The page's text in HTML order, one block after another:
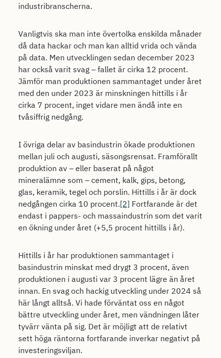
industribranscherna.
Vanligtvis ska man inte övertolka enskilda månader
då data hackar och man kan alltid vrida och vända
på data. Men utvecklingen sedan december 2023
har också varit svag – fallet är cirka 12 procent.
Jämför man produktionen sammantaget under året
med den under 2023 är minskningen hittills i år
cirka 7 procent, inget vidare men ändå inte en
tvåsiffrig nedgång.
I övriga delar av basindustrin ökade produktionen
mellan juli och augusti, säsongsrensat. Framförallt
produktion av – eller baserat på något
mineralämne som – cement, kalk, gips, betong,
glas, keramik, tegel och porslin. Hittills i år är dock
nedgången cirka 10 procent.[2] Fortfarande är det
endast i pappers- och massaindustrin som det varit
en ökning under året (+5,5 procent hittills i år).
Hittills i år har produktionen sammantaget i
basindustrin minskat med drygt 3 procent, även
produktionen i augusti var 3 procent lägre än året
innan. En svag och hackig utveckling under 2024 så
här långt alltså. Vi hade förväntat oss en något
bättre utveckling under året, men vändningen låter
tyvärr vänta på sig. Det är möjligt att de relativt
sett höga räntorna fortfarande inverkar negativt på
investeringsviljan.